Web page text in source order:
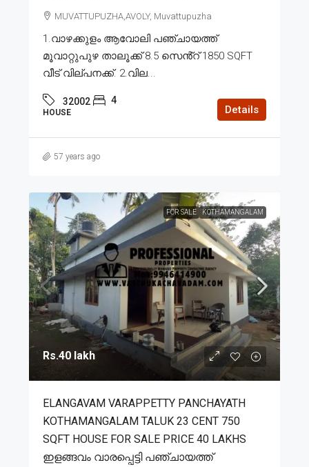
MUVATTUPUZHA,AVOLY, Muvattupuzha
1.വാഴക്കുളം ആവോലി പഞ്ചായത്ത്
മൂവാറ്റുപുഴ താലൂക്ക് 8.5 സെൻ്റ് 1850 SQFT
വീട് വില്പനക്ക്. 2.വില...
32002 4
HOUSE Details
57 years ago
FOR SALE KOTHAMANGALAM
Rs.40 lakh
ELANGAVAM VARAPPETTY PANCHAYATH
KOTHAMANGALAM TALUK 23 CENT 750
SQFT HOUSE FOR SALE PRICE 40 LAKHS
ഇളങ്ങവം വാരപ്പെട്ടി പഞ്ചായത്ത്